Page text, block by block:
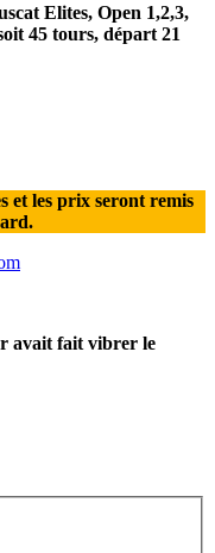
Elites, Open 1,2,3,
45 tours, départ 21
et les prix seront remis
avait fait vibrer le